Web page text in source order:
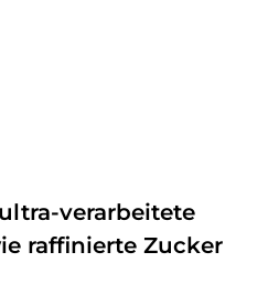
verarbeitete
raffinierte Zucker